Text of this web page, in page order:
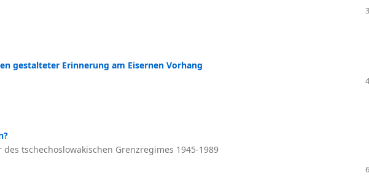
gestalteter Erinnerung am Eisernen Vorhang
tschechoslowakischen Grenzregimes 1945-1989